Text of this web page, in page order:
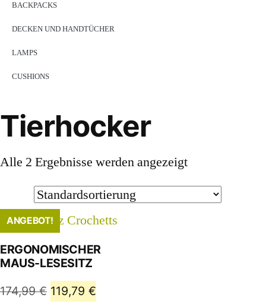
BACKPACKS
DECKEN UND HANDTÜCHER
LAMPS
CUSHIONS
Tierhocker
Alle 2 Ergebnisse werden angezeigt
ANGEBOT!
ERGONOMISCHER
MAUS-LESESITZ
174,99€ 119,79 €